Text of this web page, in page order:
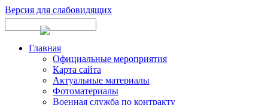
Версия для слабовидящих
Главная
Официальные мероприятия
Карта сайта
Актуальные материалы
Фотоматериалы
Военная служба по контракту